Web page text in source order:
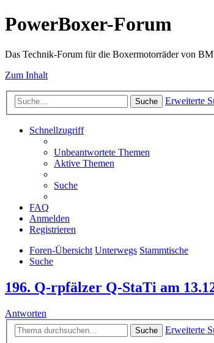
PowerBoxer-Forum
Das Technik-Forum für die Boxermotorräder von
Zum Inhalt
Suche Erweiterte
Schnellzugriff
Unbeantwortete Themen
Aktive Themen
Suche
FAQ
Anmelden
Registrieren
Foren-Übersicht Unterwegs Stammtische
Suche
196. Q-rpfälzer Q-StaTi am
Antworten
Suche
Erweiterte